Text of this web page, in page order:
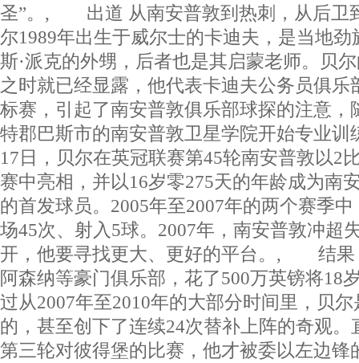
圣”。, 出道 从南安普敦到热刺，从后
尔1989年出生于威尔士的卡迪夫，是当地
斯·派克的外甥，后者也是其启蒙老师。贝
之时就已经显露，他代表卡迪夫公务员俱乐
标赛，引起了南安普敦俱乐部球探的注意，
特郡巴斯市的南安普敦卫星学院开始专业
17日，贝尔在英冠联赛第45轮南安普敦以2
赛中亮相，并以16岁零275天的年龄成为南
的首发球员。2005年至2007年的两个赛季
场45次、射入5球。2007年，南安普敦冲超
开，他要寻找更大、更好的平台。, 结果
阿森纳等豪门俱乐部，花了500万英镑将18
过从2007年至2010年的大部分时间里，贝
的，甚至创下了连续24次替补上阵的奇观。
第三轮对彼得堡的比赛，他才被委以左边锋